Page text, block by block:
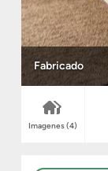
Fabricado
Imagenes(4)